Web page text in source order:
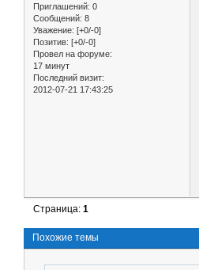
Приглашений: 0
Сообщений: 8
Уважение: [+0/-0]
Позитив: [+0/-0]
Провел на форуме:
17 минут
Последний визит:
2012-07-21 17:43:25
Страница:1
Похожие темы